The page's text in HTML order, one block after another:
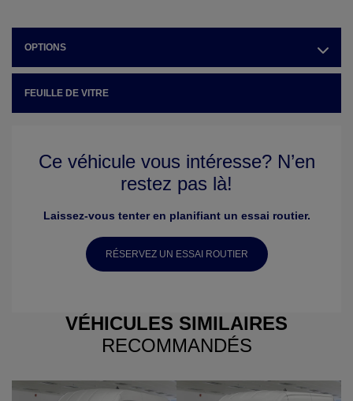
OPTIONS
FEUILLE DE VITRE
Ce véhicule vous intéresse? N’en
restez pas là!
Laissez-vous tenter en planifiant un essai routier.
RÉSERVEZ UN ESSAI ROUTIER
VÉHICULES SIMILAIRES
RECOMMANDÉS